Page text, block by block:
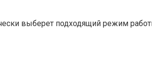
выберет подходящий режим